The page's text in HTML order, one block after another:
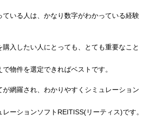
ている人は、かなり数字がわかっている経験
購入したい人にとっても、とても重要なこと
物件を選定できればベストです。
が網羅され、わかりやすくシミュレーション
ーションソフトREITISS(リーティス)です。